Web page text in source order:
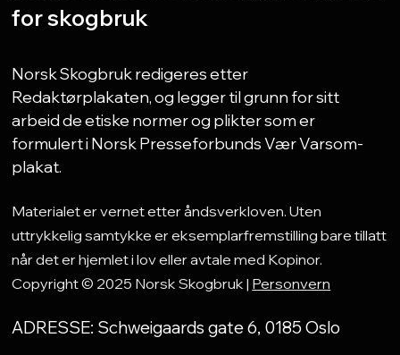
for skogbruk
Norsk Skogbruk redigeres etter
Redaktørplakaten, og legger til grunn for sitt
arbeid de etiske normer og plikter som er
formulert i Norsk Presseforbunds Vær Varsom-
plakat.
Materialet er vernet etter åndsverkloven. Uten
uttrykkelig samtykke er eksemplarfremstilling bare tillatt
når det er hjemlet i lov eller avtale med Kopinor.
Copyright © 2025 Norsk Skogbruk | Personvern
ADRESSE: Schweigaards gate 6, 0185 Oslo